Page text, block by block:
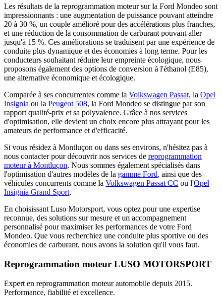
Les résultats de la reprogrammation moteur sur la Ford Mondeo sont
impressionnants : une augmentation de puissance pouvant atteindre
20 à 30 %, un couple amélioré pour des accélérations plus franches,
et une réduction de la consommation de carburant pouvant aller
jusqu'à 15 %. Ces améliorations se traduisent par une expérience de
conduite plus dynamique et des économies à long terme. Pour les
conducteurs souhaitant réduire leur empreinte écologique, nous
proposons également des options de conversion à l'éthanol (E85),
une alternative économique et écologique.
Comparée à ses concurrentes comme la Volkswagen Passat, la Opel
Insignia ou la Peugeot 508, la Ford Mondeo se distingue par son
rapport qualité-prix et sa polyvalence. Grâce à nos services
d'optimisation, elle devient un choix encore plus attrayant pour les
amateurs de performance et d'efficacité.
Si vous résidez à Montluçon ou dans ses environs, n'hésitez pas à
nous contacter pour découvrir nos services de reprogrammation
moteur à Montluçon. Nous sommes également spécialisés dans
l'optimisation d'autres modèles de la gamme Ford, ainsi que des
véhicules concurrents comme la Volkswagen Passat CC ou l'Opel
Insignia Grand Sport.
En choisissant Luso Motorsport, vous optez pour une expertise
reconnue, des solutions sur mesure et un accompagnement
personnalisé pour maximiser les performances de votre Ford
Mondeo. Que vous recherchiez une conduite plus sportive ou des
économies de carburant, nous avons la solution qu'il vous faut.
Reprogrammation moteur LUSO MOTORSPORT
Expert en reprogrammation moteur automobile depuis 2015.
Performance, fiabilité et excellence.